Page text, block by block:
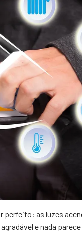
perfeito: as luzes
e nada